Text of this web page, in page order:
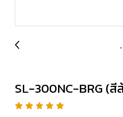
SL-300NC-BRG (